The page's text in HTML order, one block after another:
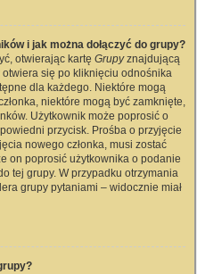
i jak można dołączyć do grupy?
otwierając kartę Grupyznajdującą
się po kliknięciu odnośnika
dla każdego. Niektóre mogą
niektóre mogą być zamknięte,
Użytkownik może poprosić o
przycisk. Prośba o przyjęcie
nowego członka, musi zostać
on poprosić użytkownika o podanie
tej grupy. W przypadku otrzymania
grupy pytaniami – widocznie miał